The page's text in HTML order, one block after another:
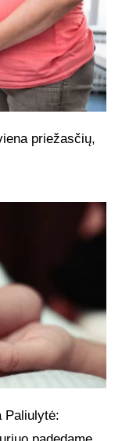
priežasčių,
Paliulytė: